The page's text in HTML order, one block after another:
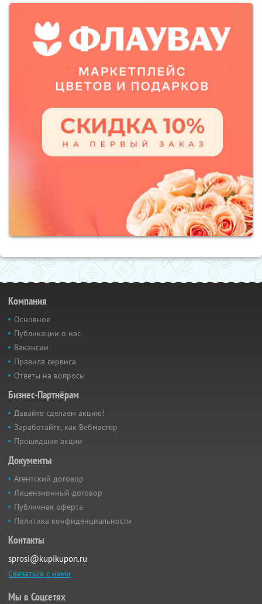
Компания
Основное
Публикации о нас
Вакансии
Правила сервиса
Ответы на вопросы
Бизнес-Партнёрам
Давайте сделаем акцию!
Заработайте, как Вебмастер
Прошедшие акции
Документы
Агентский договор
Лицензионный договор
Публичная оферта
Политика конфиденциальности
Контакты
sprosi@kupikupon.ru
Связаться с нами
Мы в Соцсетях